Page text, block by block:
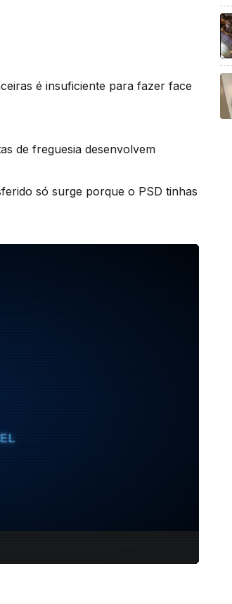
é insuficiente para fazer face
de freguesia desenvolvem
só surge porque o PSD tinhas